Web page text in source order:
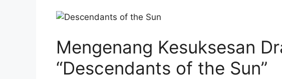
Mengenang Kesuksesan
“Descendants of the Sun”